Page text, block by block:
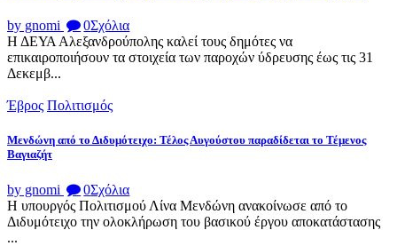
by gnomi 0Σχόλια
Η ΔΕΥΑ Αλεξανδρούπολης καλεί τους δημότες να
επικαιροποιήσουν τα στοιχεία των παροχών ύδρευσης έως τις 31
Δεκεμβ...
Έβρος Πολιτισμός
Μενδώνη από το Διδυμότειχο: Τέλος Αυγούστου παραδίδεται το Τέμενος
Βαγιαζήτ
by gnomi 0Σχόλια
Η υπουργός Πολιτισμού Λίνα Μενδώνη ανακοίνωσε από το
Διδυμότειχο την ολοκλήρωση του βασικού έργου αποκατάστασης
...